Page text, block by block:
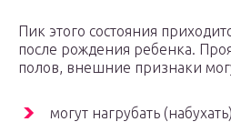
Пик этого состояния
после рождения ребенка.
полов, внешние признаки
могут нагрубать